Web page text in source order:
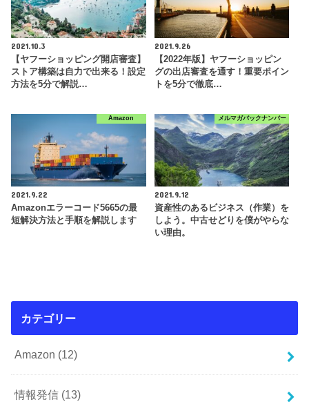
2021.10.3
【ヤフーショッピング開店審査】
ストア構築は自力で出来る！設定
方法を5分で解説…
2021.9.26
【2022年版】ヤフーショッピン
グの出店審査を通す！重要ポイン
トを5分で徹底…
Amazon
2021.9.22
Amazonエラーコード5665の最
短解決方法と手順を解説します
メルマガバックナンバー
2021.9.12
資産性のあるビジネス（作業）を
しよう。中古せどりを僕がやらな
い理由。
カテゴリー
Amazon (12)
情報発信 (13)